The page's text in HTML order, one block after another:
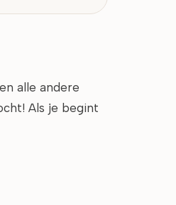
alle andere
Als je begint